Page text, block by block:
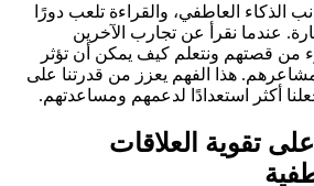
الذكاء العاطفي، والقراءة تلعب دورًا
عندما نقرأ عن تجارب الآخرين
من قصتهم ونتعلم كيف يمكن أن تؤثر
هذا الفهم يعزز من قدرتنا على
أكثر استعدادًا لدعمهم ومساعدتهم.
على تقوية العلاقات